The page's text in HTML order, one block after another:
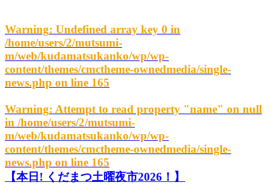
Warning: Undefined array key 0 in
/home/users/2/mutsumi-
m/web/kudamatsukanko/wp/wp-
content/themes/cmctheme-ownedmedia/single-
news.php on line 165
Warning: Attempt to read property "name" on null
in /home/users/2/mutsumi-
m/web/kudamatsukanko/wp/wp-
content/themes/cmctheme-ownedmedia/single-
news.php on line 165
【本日! くだまつ土曜夜市2026！】